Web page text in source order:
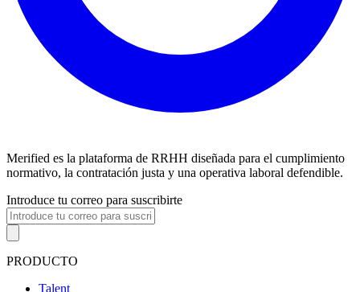
Merified es la plataforma de RRHH diseñada para el cumplimiento
normativo, la contratación justa y una operativa laboral defendible.
Introduce tu correo para suscribirte
PRODUCTO
Talent